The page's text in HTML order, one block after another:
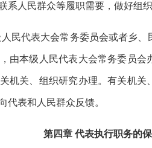
系人民群众等履职需要，做好组
民代表大会常务委员会或者乡
由本级人民代表大会常务委员
机关、组织研究办理。有关机
代表和人民群众反馈。
第四章 代表执行职务的